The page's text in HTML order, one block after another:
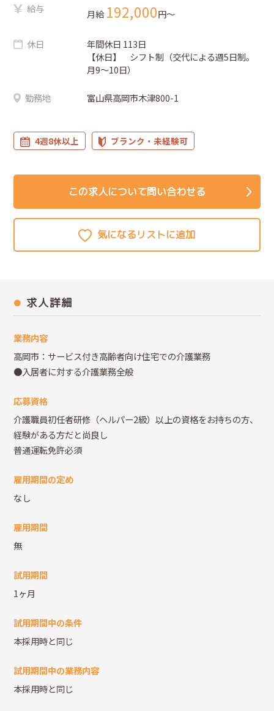
給与 月給 192,000円〜
休日
年間休日 113日
【休日】 シフト制（交代による週5日制。
月9～10日）
勤務地 富山県高岡市木津800-1
4週8休以上 ブランク・未経験可
この求人について問い合わせる
求人詳細
業務内容
高岡市：サービス付き高齢者向け住宅での介護業務
●入居者に対する介護業務全般
応募資格
介護職員初任者研修（ヘルパー2級）以上の資格をお持ちの方、
経験がある方だと尚良し
普通運転免許必須
雇用期間の定め
なし
雇用期間
無
試用期間
1ヶ月
試用期間中の条件
本採用時と同じ
試用期間中の業務内容
本採用時と同じ